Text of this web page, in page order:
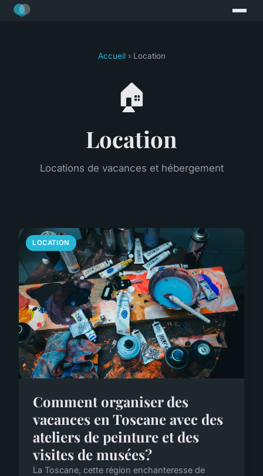
Accueil› Location
🏠
Location
Locations de vacances et hébergement
LOCATION
Comment organiser des
vacances en Toscane avec des
ateliers de peinture et des
visites de musées?
La Toscane, cette région enchanteresse de